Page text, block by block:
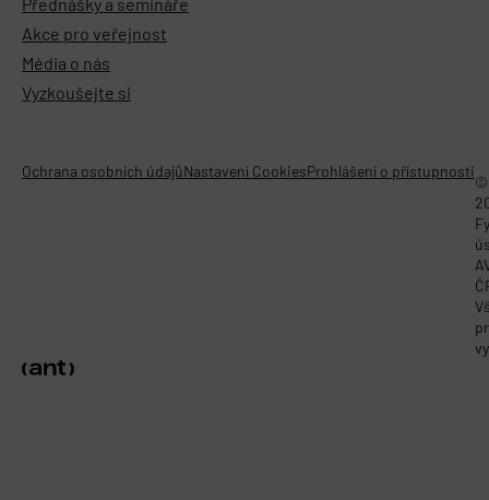
Akce pro veřejnost
Média o nás
Vyzkoušejte si
©
Ochrana osobních údajůNastavení CookiesProhlášení o přístupnosti